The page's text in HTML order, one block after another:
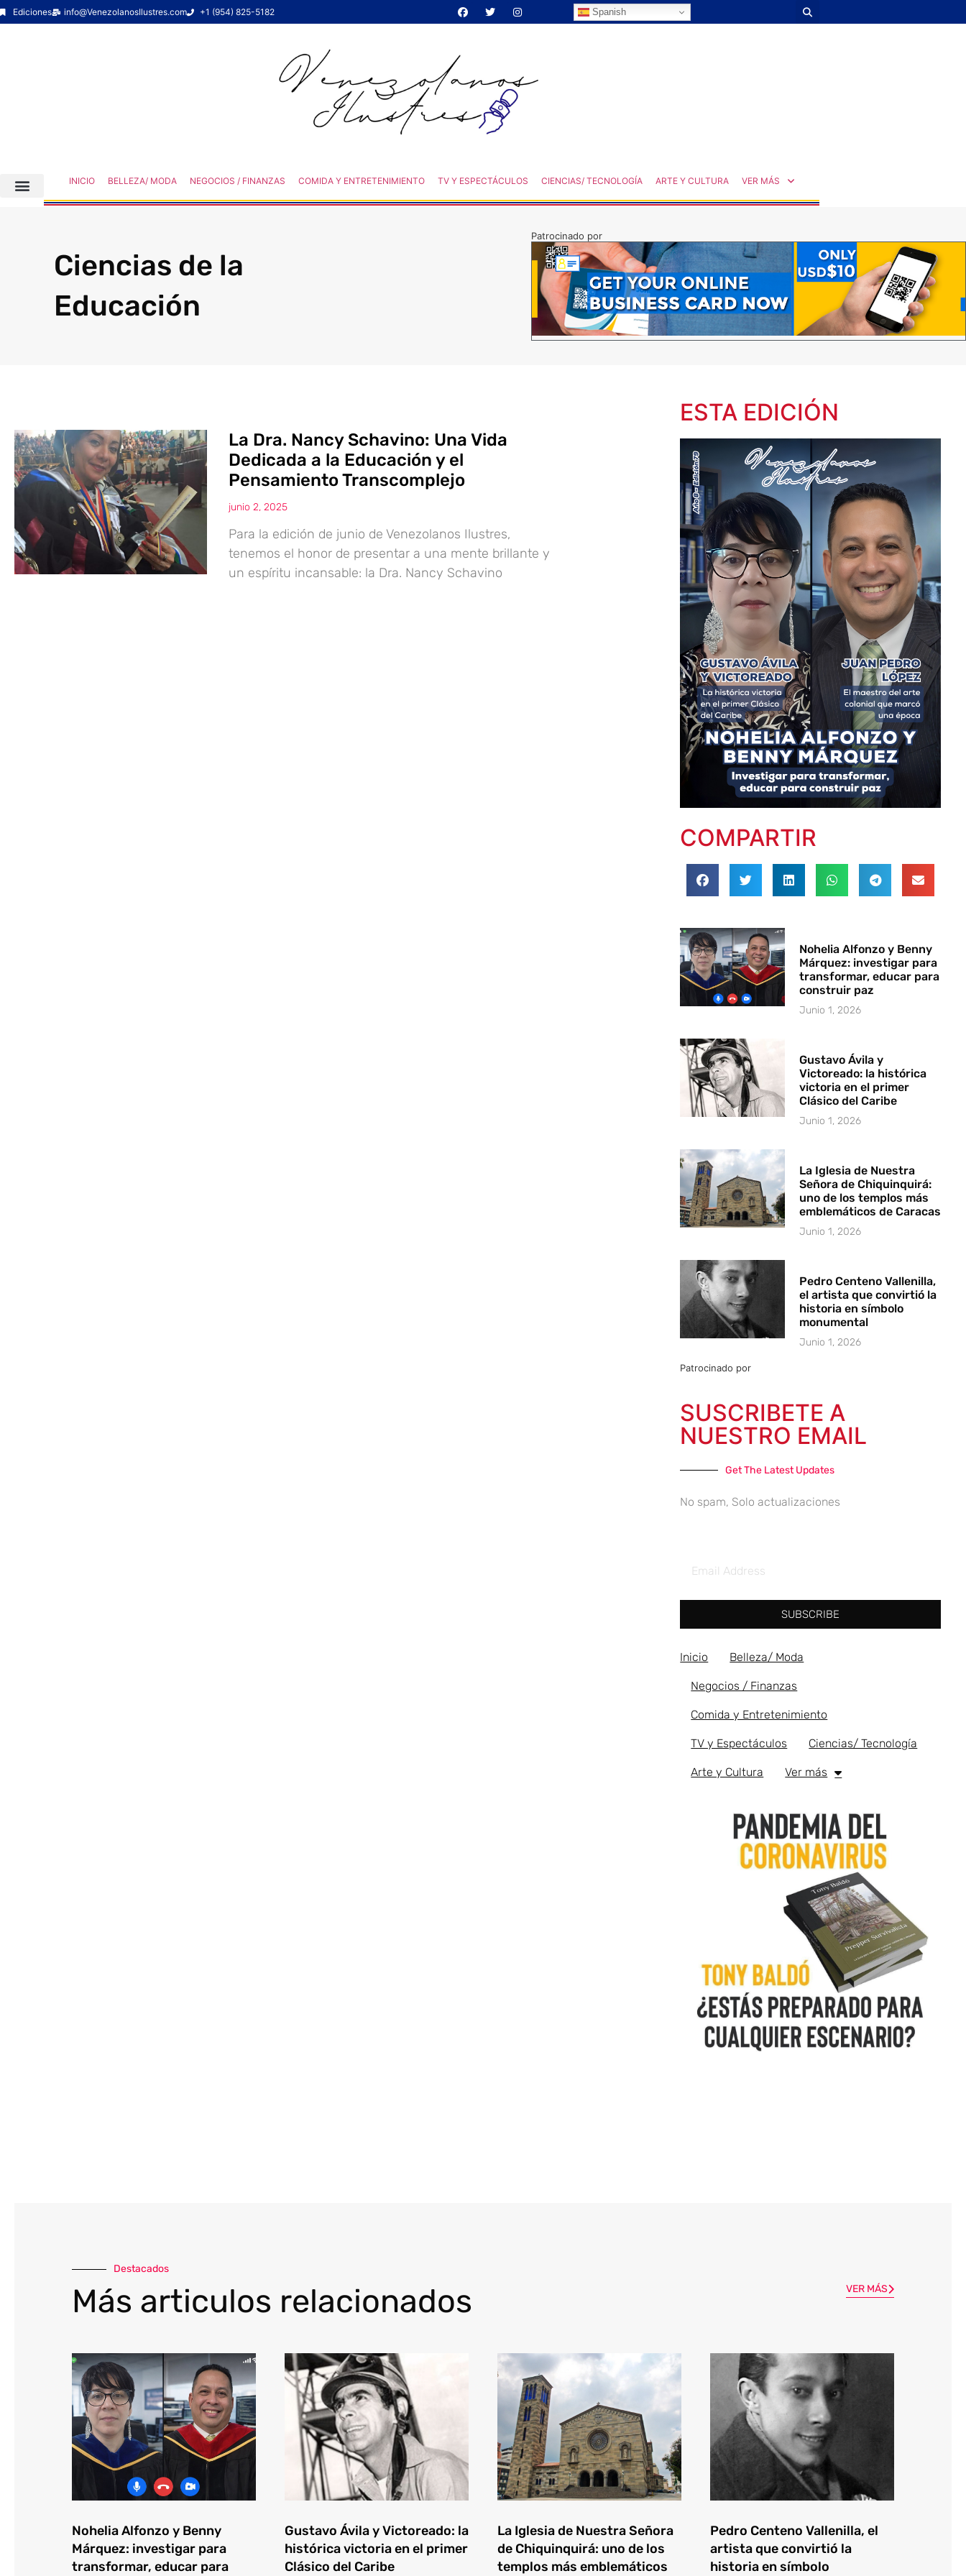
Ediciones info@VenezolanosIlustres.com +1 (954) 825-5182 Spanish
INICIO BELLEZA/ MODA NEGOCIOS / FINANZAS COMIDA Y ENTRETENIMIENTO TV Y ESPECTÁCULOS CIENCIAS/ TECNOLOGÍA ARTE Y CULTURA VER MÁS
Ciencias de la
Educación
Patrocinado por
La Dra. Nancy Schavino: Una Vida
Dedicada a la Educación y el
Pensamiento Transcomplejo
junio 2, 2025
Para la edición de junio de Venezolanos Ilustres,
tenemos el honor de presentar a una mente brillante y
un espíritu incansable: la Dra. Nancy Schavino
ESTA EDICIÓN
COMPARTIR
Nohelia Alfonzo y Benny
Márquez: investigar para
transformar, educar para
construir paz
Junio 1, 2026
Gustavo Ávila y
Victoreado: la histórica
victoria en el primer
Clásico del Caribe
Junio 1, 2026
La Iglesia de Nuestra
Señora de Chiquinquirá:
uno de los templos más
emblemáticos de Caracas
Junio 1, 2026
Pedro Centeno Vallenilla,
el artista que convirtió la
historia en símbolo
monumental
Junio 1, 2026
Patrocinado por
SUSCRIBETE A
NUESTRO EMAIL
Get The Latest Updates
No spam, Solo actualizaciones
SUBSCRIBE
Inicio Belleza/ Moda
Negocios / Finanzas
Comida y Entretenimiento
TV y Espectáculos Ciencias/ Tecnología
Arte y Cultura Ver más
Destacados
Más articulos relacionados VER MÁS
Nohelia Alfonzo y Benny
Márquez: investigar para
transformar, educar para
Gustavo Ávila y Victoreado: la
histórica victoria en el primer
Clásico del Caribe
La Iglesia de Nuestra Señora
de Chiquinquirá: uno de los
templos más emblemáticos
Pedro Centeno Vallenilla, el
artista que convirtió la
historia en símbolo